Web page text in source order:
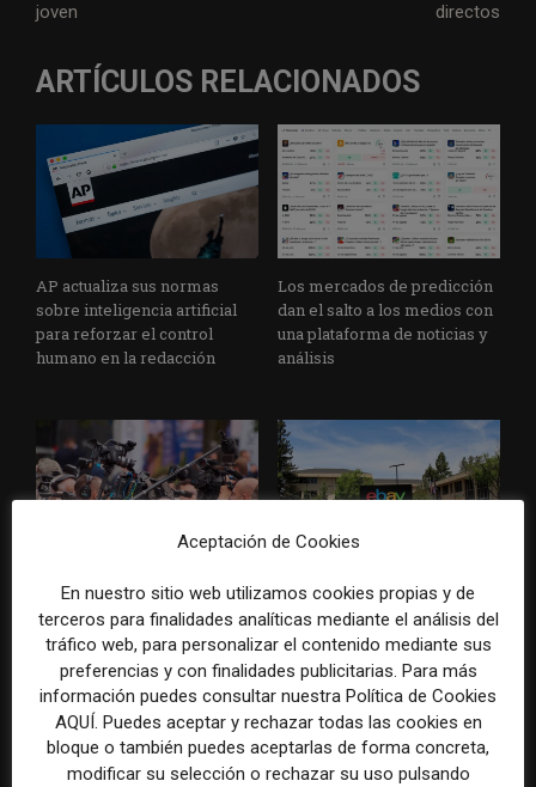
joven
directos
ARTÍCULOS RELACIONADOS
AP actualiza sus normas
sobre inteligencia artificial
para reforzar el control
humano en la redacción
Los mercados de predicción
dan el salto a los medios con
una plataforma de noticias y
análisis
piden al Ministerio de
Política Territorial y a la
Agencia EFE que rectifiquen
convocatorias de empleo por
favorecer el intrusismo
dólares por la campaña de
acoso contra dos periodistas
de un medio especializado
Aceptación de Cookies
En nuestro sitio web utilizamos cookies propias y de
terceros para finalidades analíticas mediante el análisis del
tráfico web, para personalizar el contenido mediante sus
preferencias y con finalidades publicitarias. Para más
información puedes consultar nuestra Política de Cookies
AQUÍ. Puedes aceptar y rechazar todas las cookies en
bloque o también puedes aceptarlas de forma concreta,
modificar su selección o rechazar su uso pulsando